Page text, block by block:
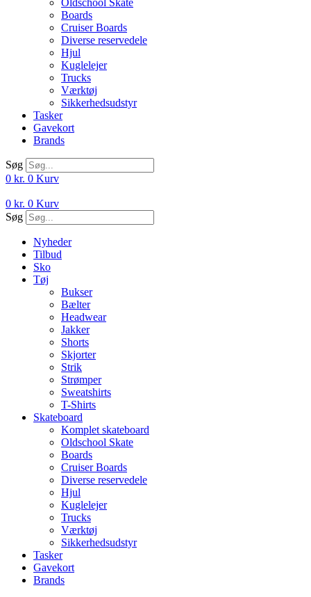
Oldschool Skate
Boards
Cruiser Boards
Diverse reservedele
Hjul
Kuglelejer
Trucks
Værktøj
Sikkerhedsudstyr
Tasker
Gavekort
Brands
Søg
0 kr. 0 Kurv
0 kr. 0 Kurv
Søg
Nyheder
Tilbud
Sko
Tøj
Bukser
Bælter
Headwear
Jakker
Shorts
Skjorter
Strik
Strømper
Sweatshirts
T-Shirts
Skateboard
Komplet skateboard
Oldschool Skate
Boards
Cruiser Boards
Diverse reservedele
Hjul
Kuglelejer
Trucks
Værktøj
Sikkerhedsudstyr
Tasker
Gavekort
Brands